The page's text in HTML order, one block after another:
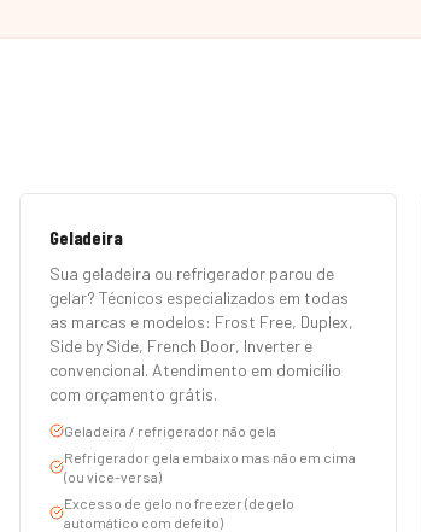
Geladeira
Sua geladeira ou refrigerador parou de
gelar? Técnicos especializados em todas
as marcas e modelos: Frost Free, Duplex,
Side by Side, French Door, Inverter e
convencional. Atendimento em domicílio
com orçamento grátis.
Geladeira / refrigerador não gela
Refrigerador gela embaixo mas não em cima
(ou vice-versa)
Excesso de gelo no freezer (degelo
automático com defeito)